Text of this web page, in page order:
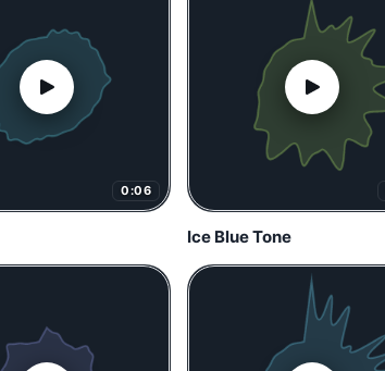
0:06
Ice Blue Tone